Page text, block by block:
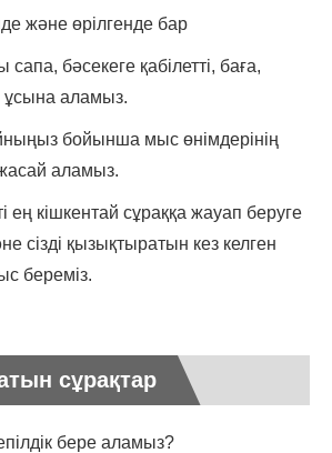
және өрілгенде бар
сапа, бәсекеге қабілетті, баға,
ұсына аламыз.
бойынша мыс өнімдерінің
аламыз.
ең кішкентай сұраққа жауап беруге
сізді қызықтыратын кез келген
береміз.
сұрақтар
бере аламыз?